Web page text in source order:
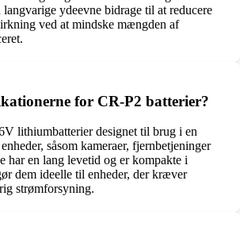
ydeevne bidrage til at reducere
ved at mindske mængden af
for CR-P2 batterier?
lithiumbatterier designet til brug i en
såsom kameraer, fjernbetjeninger
har en lang levetid og er kompakte i
dem ideelle til enheder, der kræver
strømforsyning.